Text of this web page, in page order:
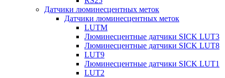
Датчики люминесцентных меток
Датчики люминесцентных меток
LUTM
Люминесцентные датчики SICK LUT3
Люминесцентные датчики SICK LUT8
LUT9
Люминесцентные датчики SICK LUT1
LUT2